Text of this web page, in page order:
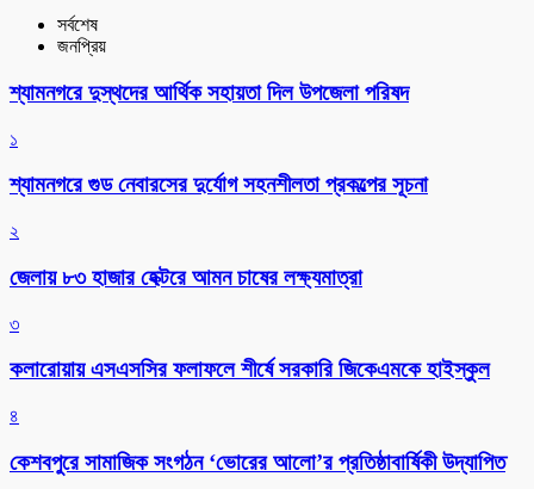
সর্বশেষ
জনপ্রিয়
শ্যামনগরে দুস্থদের আর্থিক সহায়তা দিল উপজেলা পরিষদ
১
শ্যামনগরে গুড নেবারসের দুর্যোগ সহনশীলতা প্রকল্পের সূচনা
২
জেলায় ৮৩ হাজার হেক্টরে আমন চাষের লক্ষ্যমাত্রা
৩
কলারোয়ায় এসএসসির ফলাফলে শীর্ষে সরকারি জিকেএমকে হাইস্কুল
৪
কেশবপুরে সামাজিক সংগঠন ‘ভোরের আলো’র প্রতিষ্ঠাবার্ষিকী উদ্যাপিত